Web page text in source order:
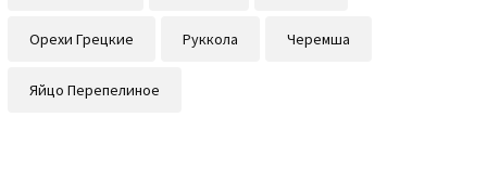
Орехи Грецкие Руккола Черемша
Яйцо Перепелиное